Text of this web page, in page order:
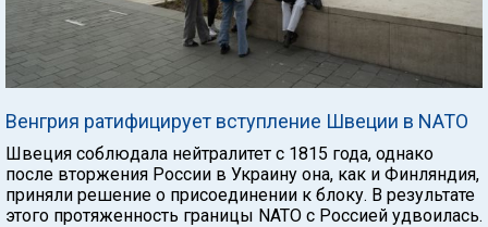
Венгрия ратифицирует вступление Швеции в NATO
Швеция соблюдала нейтралитет с 1815 года, однако
после вторжения России в Украину она, как и Финляндия,
приняли решение о присоединении к блоку. В результате
этого протяженность границы NATO с Россией удвоилась.